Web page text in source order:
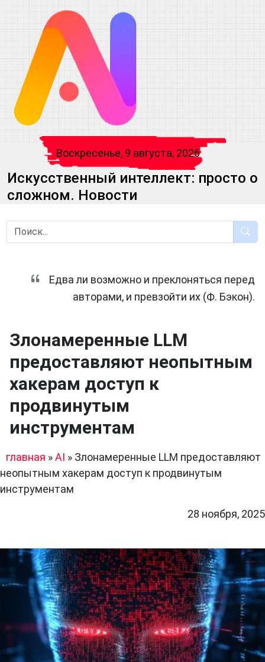
Воскресенье, 9 августа, 2026
Искусственный интеллект: просто о
сложном. Новости
Едва ли возможно и преклоняться перед
авторами, и превзойти их (Ф. Бэкон).
Злонамеренные LLM
предоставляют неопытным
хакерам доступ к
продвинутым
инструментам
главная »AI » Злонамеренные LLM предоставляют
неопытным хакерам доступ к продвинутым
инструментам
28 ноября, 2025